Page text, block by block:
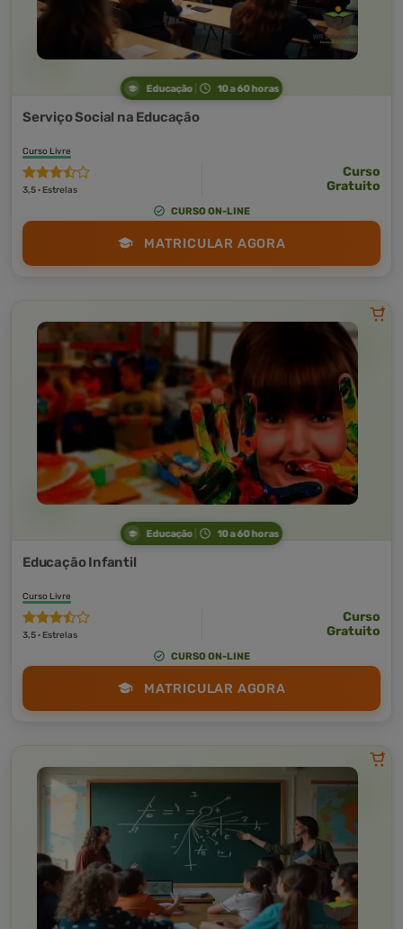
Educação 10 a 60 horas
Serviço Social na Educação
Curso Livre
3,5 · Estrelas
Curso
Gratuito
CURSO ON-LINE
MATRICULAR AGORA
Educação 10 a 60 horas
Educação Infantil
Curso Livre
3,5 · Estrelas
Curso
Gratuito
CURSO ON-LINE
MATRICULAR AGORA